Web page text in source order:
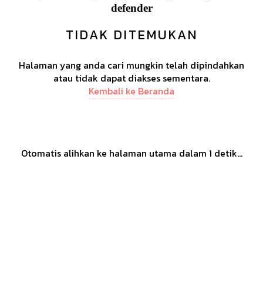
defender
TIDAK DITEMUKAN
Halaman yang anda cari mungkin telah dipindahkan
atau tidak dapat diakses sementara.
Kembali ke Beranda
Otomatis alihkan ke halaman utama dalam 1 detik...